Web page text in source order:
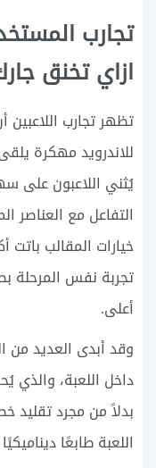
تجارب
ازاي تخنق
تظهر تجارب
للاندرويد مهكرة
يُثني اللاعبون على
التفاعل مع العناصر
خيارات المقالب باتت
تجربة نفس المرحلة
أعلى.
وقد أبدى العديد من
داخل اللعبة، والذي
بدلاً من مجرد
اللعبة طابعًا